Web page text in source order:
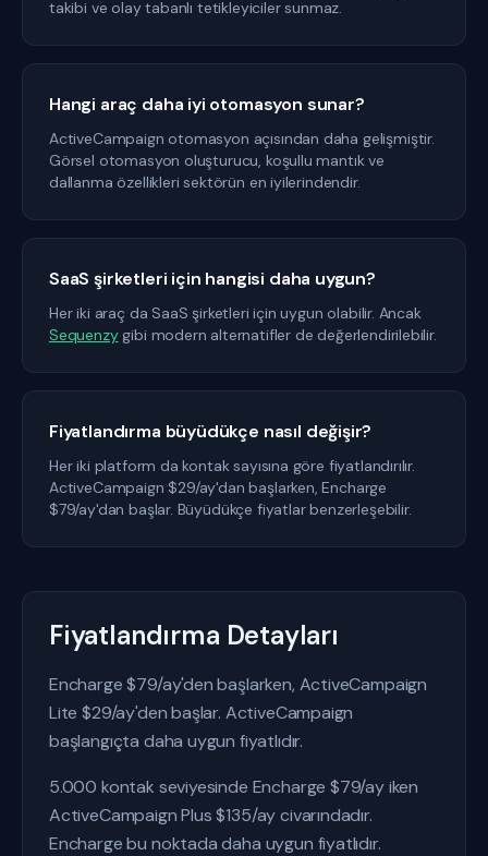
takibi ve olay tabanlı tetikleyiciler sunmaz.
Hangi araç daha iyi otomasyon sunar?
ActiveCampaign otomasyon açısından daha gelişmiştir.
Görsel otomasyon oluşturucu, koşullu mantık ve
dallanma özellikleri sektörün en iyilerindendir.
SaaS şirketleri için hangisi daha uygun?
Her iki araç da SaaS şirketleri için uygun olabilir. Ancak
Sequenzygibi modern alternatifler de değerlendirilebilir.
Fiyatlandırma büyüdükçe nasıl değişir?
Her iki platform da kontak sayısına göre fiyatlandırılır.
ActiveCampaign $29/ay'dan başlarken, Encharge
$79/ay'dan başlar. Büyüdükçe fiyatlar benzerleşebilir.
Fiyatlandırma Detayları
Encharge $79/ay'den başlarken, ActiveCampaign
Lite $29/ay'den başlar. ActiveCampaign
başlangıçta daha uygun fiyatlıdır.
5.000 kontak seviyesinde Encharge $79/ay iken
ActiveCampaign Plus $135/ay civarındadır.
Encharge bu noktada daha uygun fiyatlıdır.